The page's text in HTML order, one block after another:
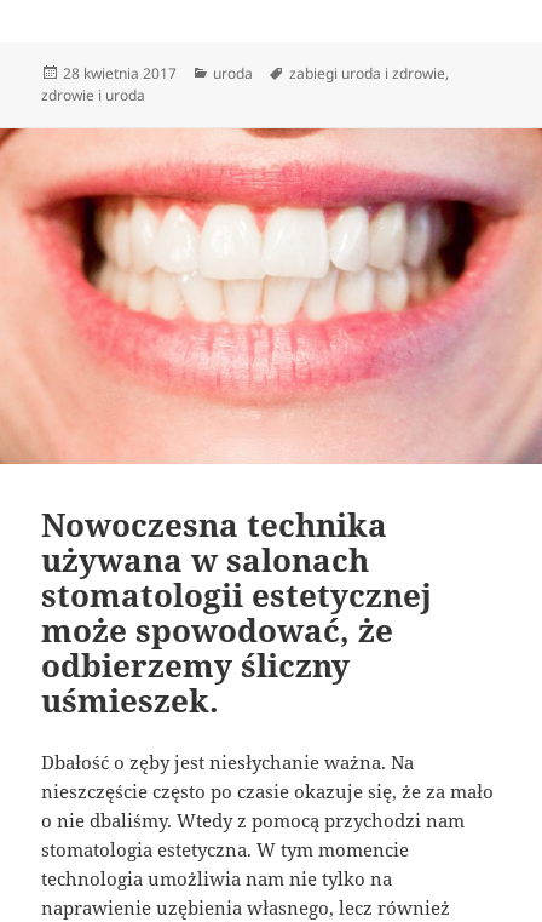
Data
publikacji
28 kwietnia 2017 Kategorie
uroda Tagi
zabiegi uroda i zdrowie,
zdrowie i uroda
Nowoczesna technika
używana w salonach
stomatologii estetycznej
może spowodować, że
odbierzemy śliczny
uśmieszek.
Dbałość o zęby jest niesłychanie ważna. Na
nieszczęście często po czasie okazuje się, że za mało
o nie dbaliśmy. Wtedy z pomocą przychodzi nam
stomatologia estetyczna. W tym momencie
technologia umożliwia nam nie tylko na
naprawienie uzębienia własnego, lecz również